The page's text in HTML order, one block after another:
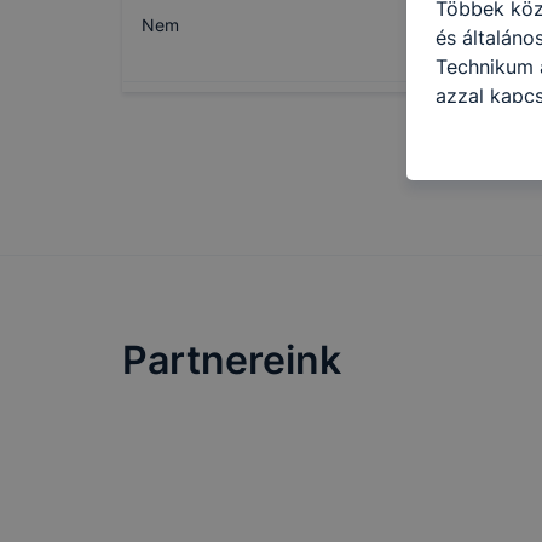
Nem
Partnereink
Többek
és
azzal
honlap
hogyan